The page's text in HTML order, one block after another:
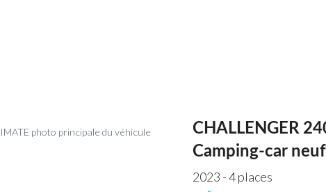
CHALLENGER
Camping-car neuf
2023 - 4 places